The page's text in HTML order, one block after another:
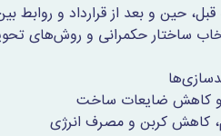
حین و بعد از قرارداد و روابط بین
ساختار حکمرانی و روش‌های
و کاهش ضایعات ساخت
کاهش کربن و مصرف انرژی